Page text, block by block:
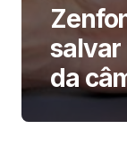
salvar
da